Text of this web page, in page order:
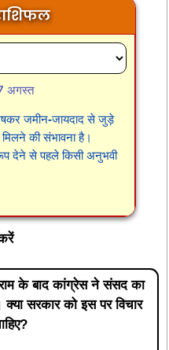
अगस्त
जमीन-जायदाद से जुड़े
की संभावना है।
देने से पहले किसी अनुभवी
के बाद कांग्रेस ने संसद का
सरकार को इस पर विचार